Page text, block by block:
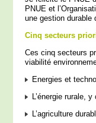
PNUE et
une gestion durable
Cinq secteurs
Ces cinq secteurs
viabilité
Energies et
L’énergie rurale,
L’agriculture